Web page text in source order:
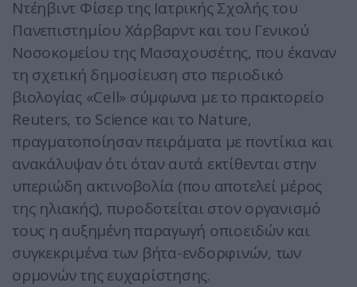
Ντέηβιντ Φίσερ της Ιατρικής Σχολής του
Πανεπιστημίου Χάρβαρντ και του Γενικού
Νοσοκομείου της Μασαχουσέτης, που έκαναν
τη σχετική δημοσίευση στο περιοδικό
βιολογίας «Cell» σύμφωνα με το πρακτορείο
Reuters, το Science και το Nature,
πραγματοποίησαν πειράματα με ποντίκια και
ανακάλυψαν ότι όταν αυτά εκτίθενται στην
υπεριώδη ακτινοβολία (που αποτελεί μέρος
της ηλιακής), πυροδοτείται στον οργανισμό
τους η αυξημένη παραγωγή οπιοειδών και
συγκεκριμένα των βήτα-ενδορφινών, των
ορμονών της ευχαρίστησης.